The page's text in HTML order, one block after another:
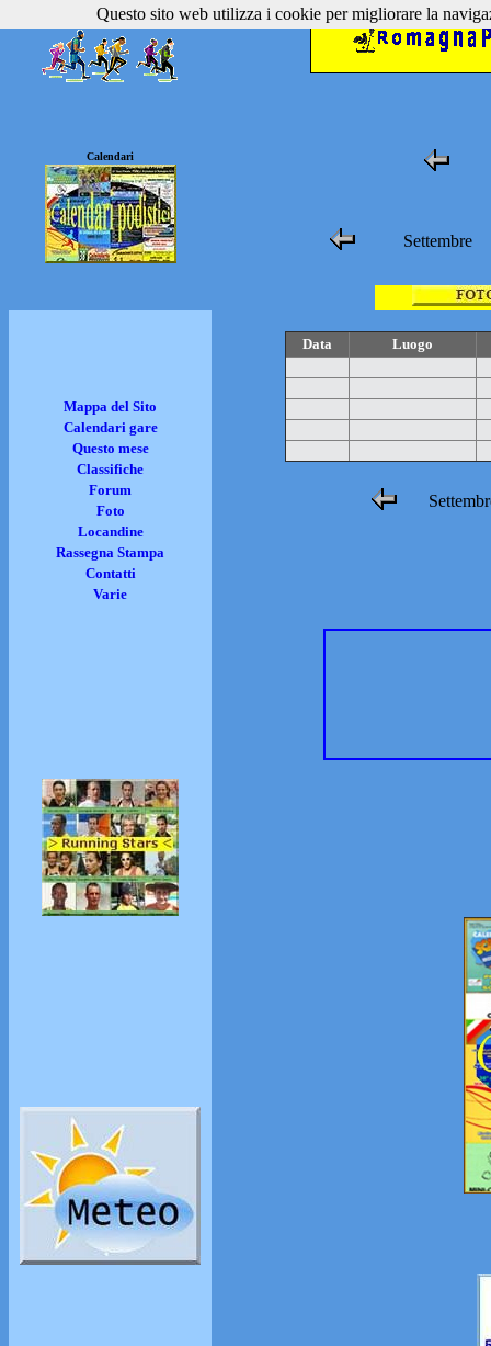
Calendari
Settembre
Mappa del Sito
Calendari gare
Questo mese
Classifiche
Forum
Foto
Locandine
Rassegna Stampa
Contatti
Varie
Data Luogo
Questo sito web utilizza i cookie per migliorare la